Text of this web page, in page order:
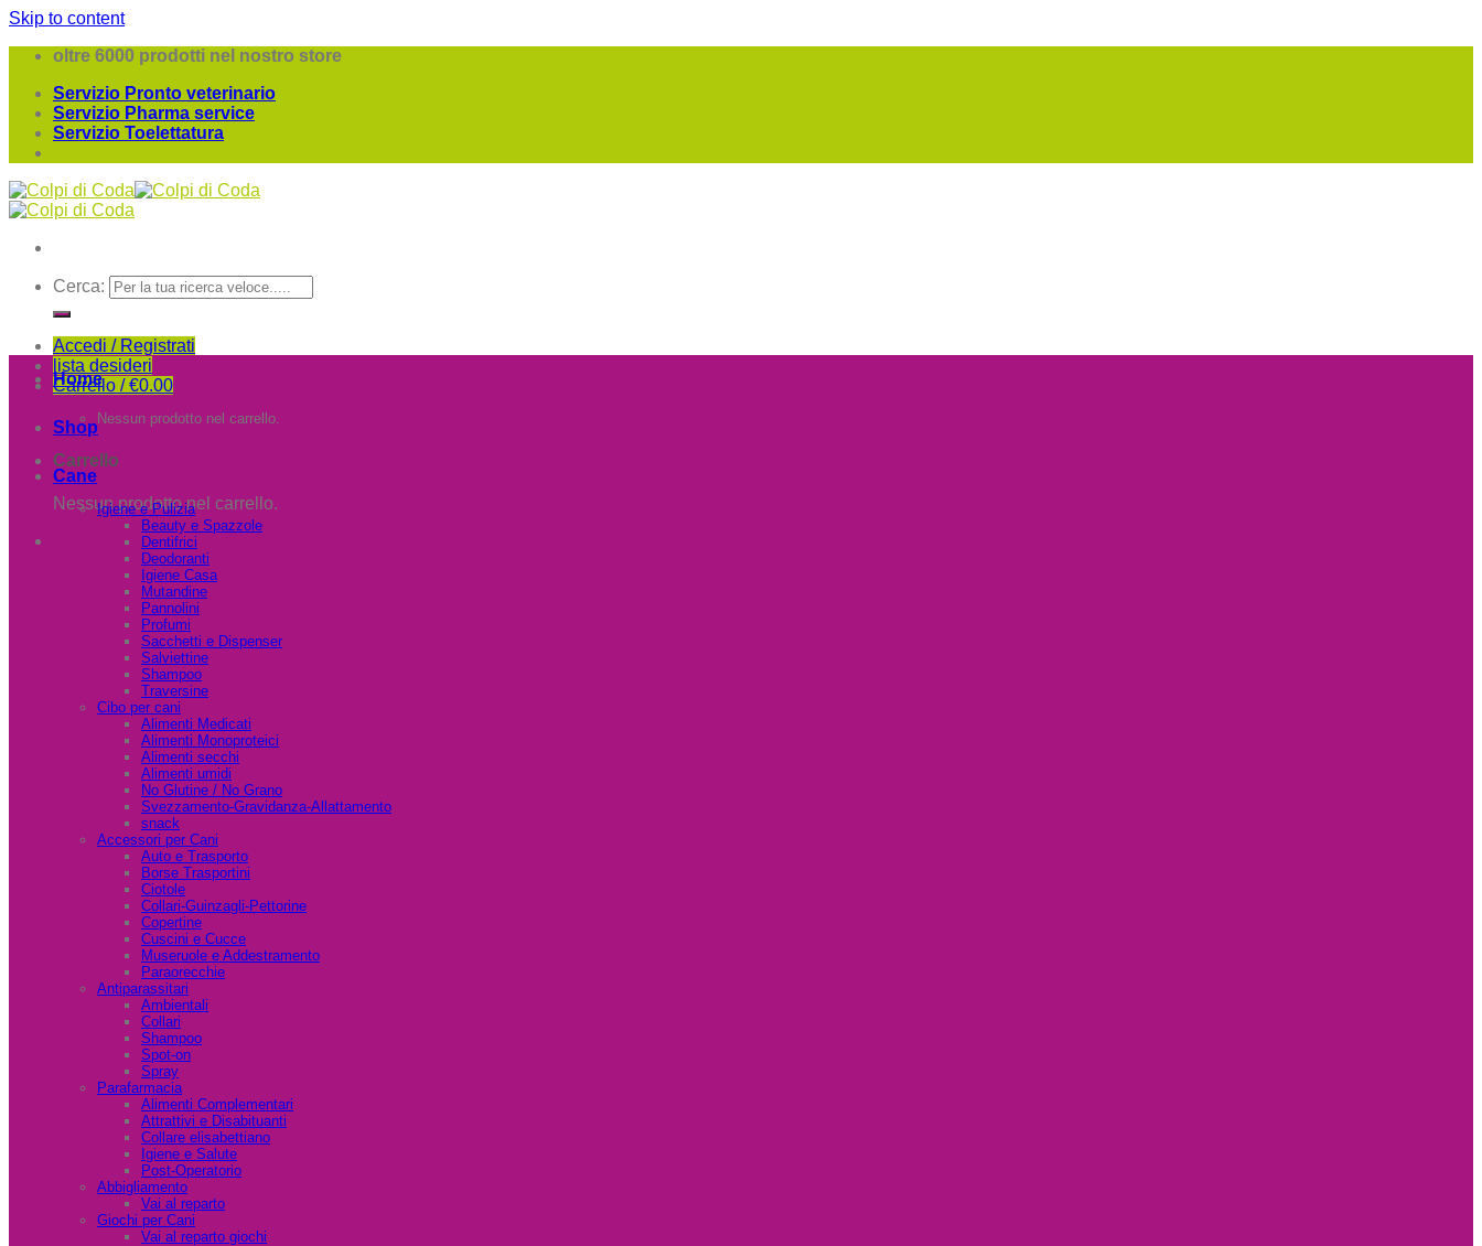
Skip to content
oltre 6000 prodotti nel nostro store
Servizio Pronto veterinario
Servizio Pharma service
Servizio Toelettatura
Cerca:
Accedi / Registrati
lista desideri
Carrello /€0.00
Nessun prodotto nel carrello.
Carrello
Nessun prodotto nel carrello.
Home
Shop
Cane
Igiene e Pulizia
Beauty e Spazzole
Dentifrici
Deodoranti
Igiene Casa
Mutandine
Pannolini
Profumi
Sacchetti e Dispenser
Salviettine
Shampoo
Traversine
Cibo per cani
Alimenti Medicati
Alimenti Monoproteici
Alimenti secchi
Alimenti umidi
No Glutine / No Grano
Svezzamento-Gravidanza-Allattamento
snack
Accessori per Cani
Auto e Trasporto
Borse Trasportini
Ciotole
Collari-Guinzagli-Pettorine
Copertine
Cuscini e Cucce
Museruole e Addestramento
Paraorecchie
Antiparassitari
Ambientali
Collari
Shampoo
Spot-on
Spray
Parafarmacia
Alimenti Complementari
Attrattivi e Disabituanti
Collare elisabettiano
Igiene e Salute
Post-Operatorio
Abbigliamento
Vai al reparto
Giochi per Cani
Vai al reparto giochi